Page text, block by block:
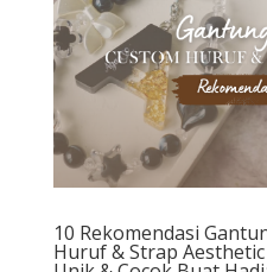
10 Rekomendasi
Huruf & Strap